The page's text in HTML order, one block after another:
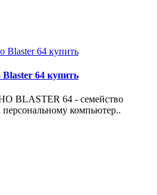
64 купить
BLASTER 64 - семейство
компьютер..